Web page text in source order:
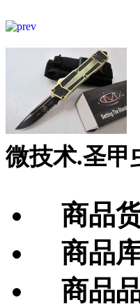
微技术.圣甲
商品
商品
商品